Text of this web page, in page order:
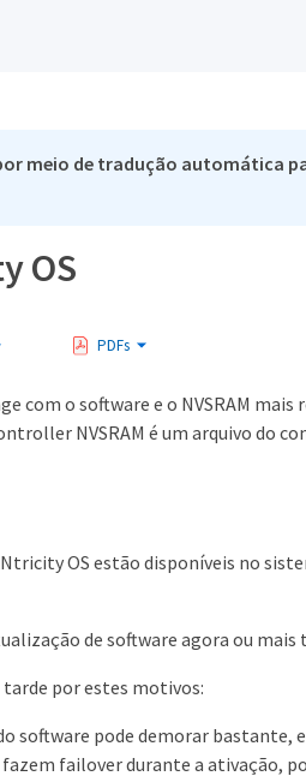
meio de tradução automática
OS
PDFs
com o software e o NVSRAM
NVSRAM é um arquivo do
OS estão disponíveis no
de software agora ou mais
por estes motivos:
software pode demorar bastante,
failover durante a ativação,